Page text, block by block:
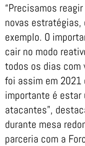
“Precisamos
novas estratégias,
exemplo. O
cair no modo
todos os dias com
foi assim em 2021
importante é estar
atacantes”,
durante mesa
parceria com a